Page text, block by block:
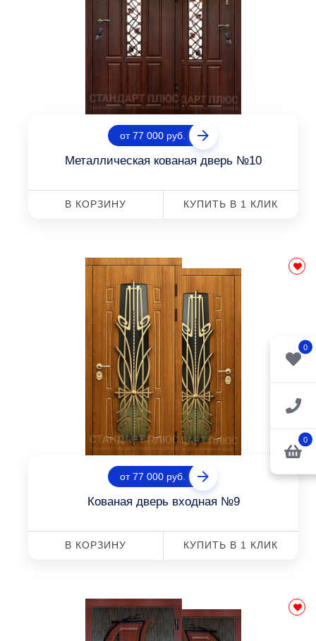
0
0
от 77 000 руб.
Металлическая кованая дверь №10
В КОРЗИНУ КУПИТЬ В 1 КЛИК
от 77 000 руб.
Кованая дверь входная №9
В КОРЗИНУ КУПИТЬ В 1 КЛИК